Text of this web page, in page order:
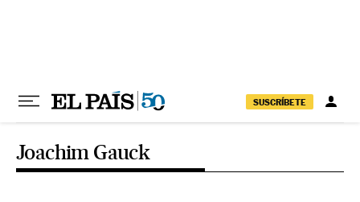
SUSCRÍBETE
Joachim Gauck